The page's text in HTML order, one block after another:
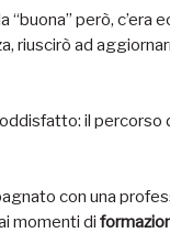
però, c’era
riuscirò ad
il percorso
con una
momenti di